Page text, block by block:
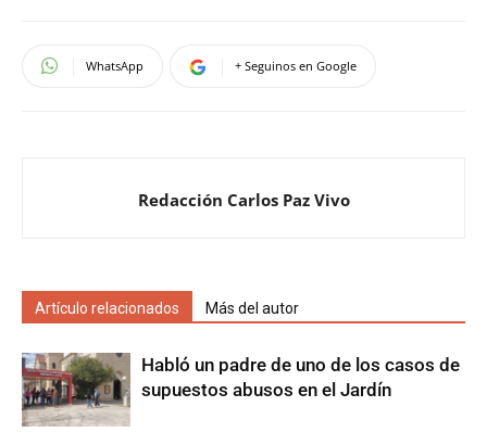
WhatsApp + Seguinos en Google
Redacción Carlos Paz Vivo
Artículo relacionados Más del autor
Habló un padre de uno de los casos de
supuestos abusos en el Jardín